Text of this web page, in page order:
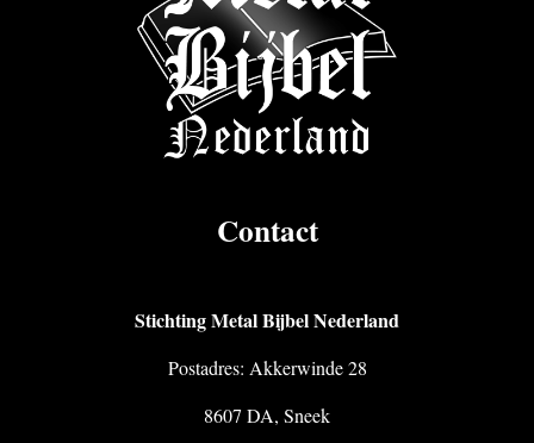
Contact
Stichting Metal Bijbel Nederland
Postadres: Akkerwinde 28
8607 DA, Sneek